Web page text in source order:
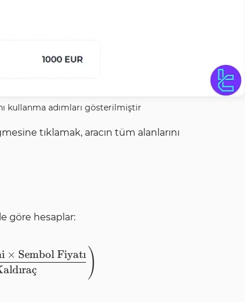
kullanma adımları gösterilmiştir
tıklamak, aracın tüm alanlarını
göre hesaplar:
Miktarı} = \left(\frac{\text{İşlem
ırac
¸
× Sembol Fiyatı )